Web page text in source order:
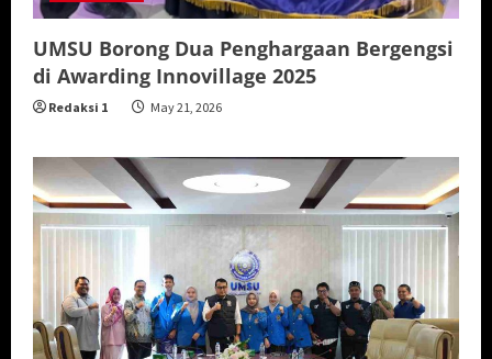
UMSU Borong Dua Penghargaan Bergengsi
di Awarding Innovillage 2025
Redaksi 1 May 21, 2026